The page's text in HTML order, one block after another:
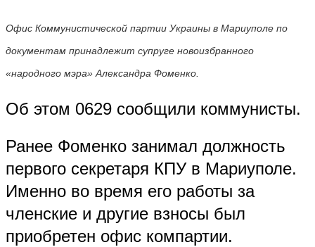
Офис Коммунистической партии Украины в Мариуполе по
документам принадлежит супруге новоизбранного
«народного мэра» Александра Фоменко.
Об этом 0629 сообщили коммунисты.
Ранее Фоменко занимал должность
первого секретаря КПУ в Мариуполе.
Именно во время его работы за
членские и другие взносы был
приобретен офис компартии.